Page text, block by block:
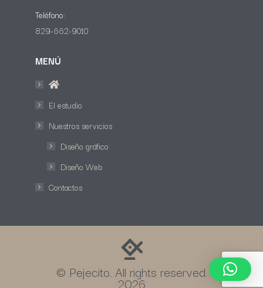
Teléfono:
829-662-9010
MENÚ
El estudio
Nuestros servicios
Diseño gráfico
Diseño Web
Contactos
© Pejecito. All rights reserved.
2026